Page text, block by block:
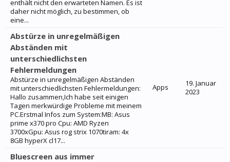
enthält nicht den erwarteten Namen. Es ist
daher nicht möglich, zu bestimmen, ob
eine...
Abstürze in unregelmäßigen
Abständen mit
unterschiedlichsten
Fehlermeldungen
Abstürze in unregelmäßigen Abständen
mit unterschiedlichsten Fehlermeldungen:
Hallo zusammen,Ich habe seit einigen
Tagen merkwürdige Probleme mit meinem
PC.Erstmal Infos zum System:MB: Asus
prime x370 pro Cpu: AMD Ryzen
3700xGpu: Asus rog strix 1070tiram: 4x
8GB hyperX cl17...
Apps
19. Januar
2023
Bluescreen aus immer